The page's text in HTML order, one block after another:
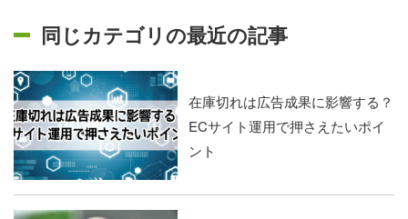
同じカテゴリの最近の記事
在庫切れは広告成果に影響する？
ECサイト運用で押さえたいポイ
ント